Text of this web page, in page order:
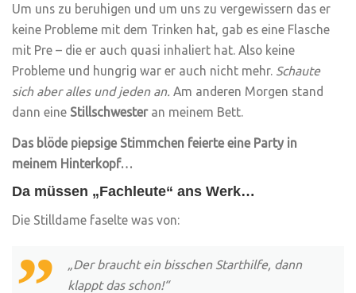
Um uns zu beruhigen und um uns zu vergewissern das er
keine Probleme mit dem Trinken hat, gab es eine Flasche
mit Pre – die er auch quasi inhaliert hat. Also keine
Probleme und hungrig war er auch nicht mehr. Schaute
sich aber alles und jeden an. Am anderen Morgen stand
dann eine Stillschwesteran meinem Bett.
Das blöde piepsige Stimmchen feierte eine Party in
meinem Hinterkopf…
Da müssen „Fachleute“ ans Werk…
Die Stilldame faselte was von:
„Der braucht ein bisschen Starthilfe, dann
klappt das schon!“